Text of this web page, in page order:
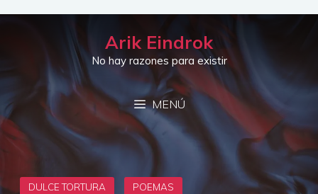
Saltar
contenido
Arik Eindrok
No hay razones para existir
MENÚ